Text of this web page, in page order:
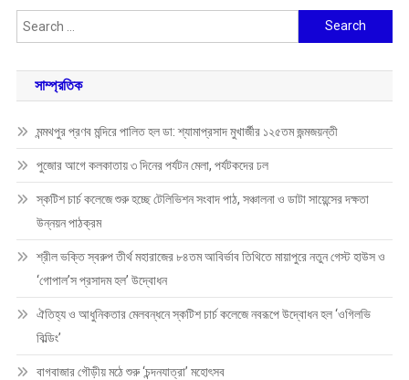
Search
for:
সাম্প্রতিক
মন্মথপুর প্রণব মন্দিরে পালিত হল ডা: শ্যামাপ্রসাদ মুখার্জীর ১২৫তম জন্মজয়ন্তী
পুজোর আগে কলকাতায় ৩ দিনের পর্যটন মেলা, পর্যটকদের ঢল
স্কটিশ চার্চ কলেজে শুরু হচ্ছে টেলিভিশন সংবাদ পাঠ, সঞ্চালনা ও ডাটা সায়েন্সের দক্ষতা
উন্নয়ন পাঠক্রম
শ্রীল ভক্তি স্বরুপ তীর্থ মহারাজের ৮৪তম আবির্ভাব তিথিতে মায়াপুরে নতুন গেস্ট হাউস ও
‘গোপাল’স প্রসাদম হল’ উদ্বোধন
ঐতিহ্য ও আধুনিকতার মেলবন্ধনে স্কটিশ চার্চ কলেজে নবরূপে উদ্বোধন হল ‘ওগিলভি
বিল্ডিং’
বাগবাজার গৌড়ীয় মঠে শুরু ‘চন্দনযাত্রা’ মহোৎসব